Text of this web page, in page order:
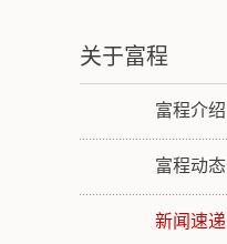
关于富程
富程介绍
富程动态
新闻速递